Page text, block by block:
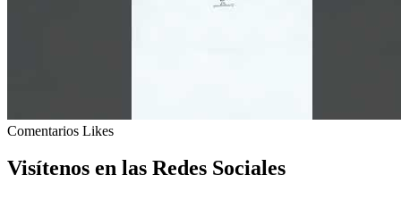
Comentarios Likes
Visítenos en las Redes Sociales